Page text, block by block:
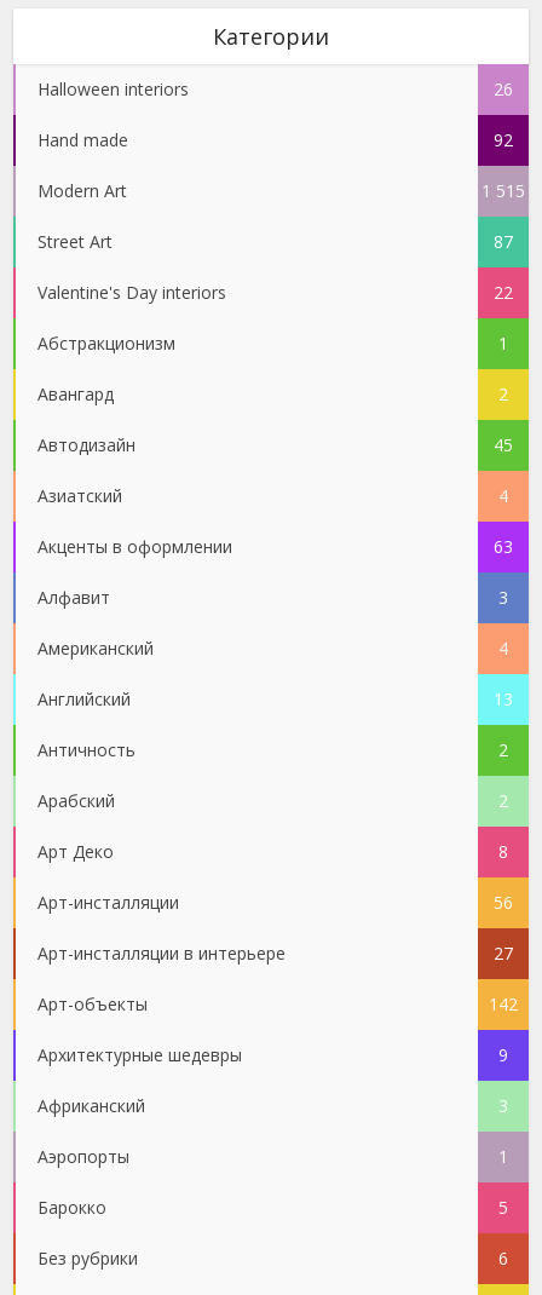
Категории
Halloween interiors 26
Hand made 92
Modern Art 1 515
Street Art 87
Valentine's Day interiors 22
Абстракционизм 1
Авангард 2
Автодизайн 45
Азиатский 4
Акценты в оформлении 63
Алфавит 3
Американский 4
Английский 13
Античность 2
Арабский 2
Арт Деко 8
Арт-инсталляции 56
Арт-инсталляции в интерьере 27
Арт-объекты 142
Архитектурные шедевры 9
Африканский 3
Аэропорты 1
Барокко 5
Без рубрики 6